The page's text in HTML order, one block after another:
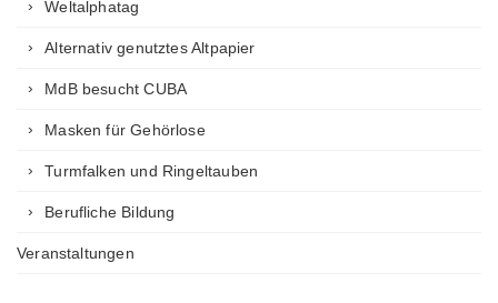
Weltalphatag
Alternativ genutztes Altpapier
MdB besucht CUBA
Masken für Gehörlose
Turmfalken und Ringeltauben
Berufliche Bildung
Veranstaltungen